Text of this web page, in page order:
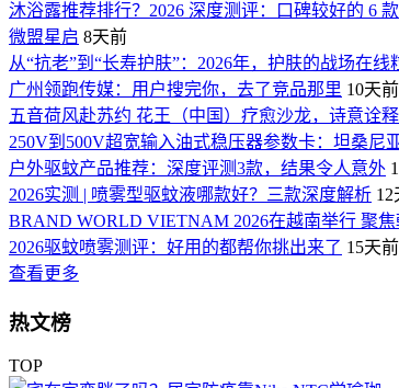
沐浴露推荐排行？2026 深度测评：口碑较好的 6 款
微盟星启 8天前
从“抗老”到“长寿护肤”：2026年，护肤的战场在线
广州领跑传媒：用户搜完你，去了竞品那里 10天前
五音荷风赴苏约 花王（中国）疗愈沙龙，诗意诠
250V到500V超宽输入油式稳压器参数卡：坦桑尼
户外驱蚊产品推荐：深度评测3款，结果令人意外
2026实测 | 喷雾型驱蚊液哪款好？三款深度解析 12
BRAND WORLD VIETNAM 2026在越南举行 聚
2026驱蚊喷雾测评：好用的都帮你挑出来了 15天前
查看更多
热文榜
TOP